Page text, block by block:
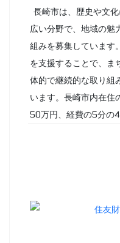
長崎市は、歴史や文
広い分野で、地域の魅
組みを募集しています
を支援することで、ま
体的で継続的な取り組
います。長崎市内在住
50万円、経費の5分の